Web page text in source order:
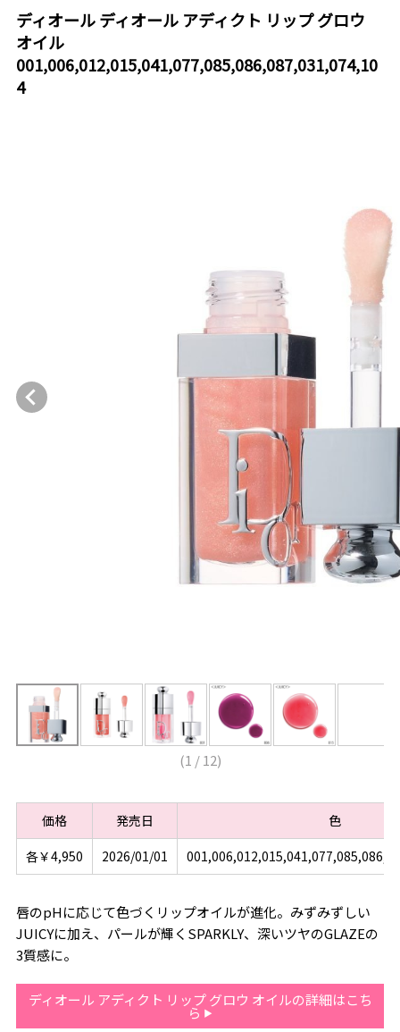
ディオール ディオール アディクト リップ グロウ
オイル
001,006,012,015,041,077,085,086,087,031,074,10
4
(1 /12)
価格 発売日
色
各￥4,950
2026/01/01
唇のpHに応じて色づくリップオイルが進化。みずみずしい
JUICYに加え、パールが輝くSPARKLY、深いツヤのGLAZEの
3質感に。
ディオール アディクト リップ グロウ オイルの詳細はこち
ら